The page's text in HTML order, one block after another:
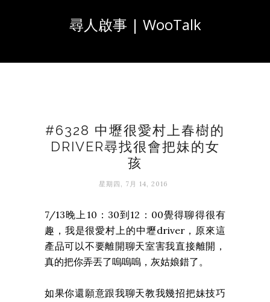
尋人啟事 | WooTalk
#6328 中壢很愛村上春樹的
DRIVER尋找很會把妹的女
孩
星期四, 7月 14, 2016
7/13晚上10：30到12：00覺得聊得很有
趣，我是很愛村上的中壢driver，原來這
產品可以不要離開聊天室害我直接離開，
真的把你弄丟了嗚嗚嗚，灰姑娘錯了。
如果你還願意跟我聊天教我幾招把妹技巧